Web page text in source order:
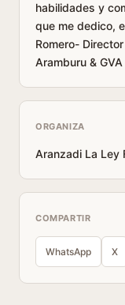
habilidades y
que me dedico,
Romero-
Aramburu & GVA
ORGANIZA
Aranzadi La Ley
COMPARTIR
WhatsApp X